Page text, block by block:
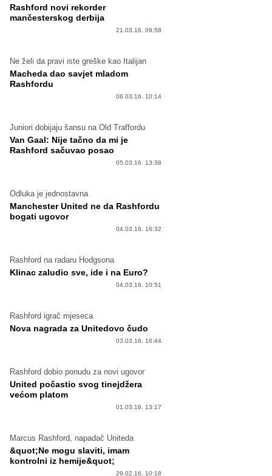
Rashford novi rekorder
mančesterskog derbija
21.03.16. 09:58
Ne želi da pravi iste greške kao Italijan
Macheda dao savjet mladom
Rashfordu
08.03.16. 10:14
Juniori dobijaju šansu na Old Traffordu
Van Gaal: Nije tačno da mi je
Rashford sačuvao posao
05.03.16. 13:38
Odluka je jednostavna
Manchester United ne da Rashfordu
bogati ugovor
04.03.16. 16:32
Rashford na radaru Hodgsona
Klinac zaludio sve, ide i na Euro?
04.03.16. 10:51
Rashford igrač mjeseca
Nova nagrada za Unitedovo čudo
03.03.16. 16:44
Rashford dobio ponudu za novi ugovor
United počastio svog tinejdžera
većom platom
01.03.16. 13:17
Marcus Rashford, napadač Uniteda
&quot;Ne mogu slaviti, imam
kontrolni iz hemije&quot;
29.02.16. 10:18